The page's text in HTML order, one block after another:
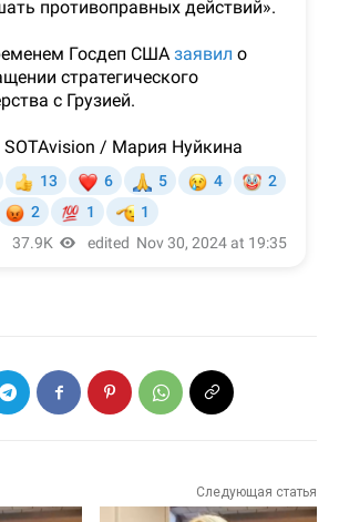
Следующая статья